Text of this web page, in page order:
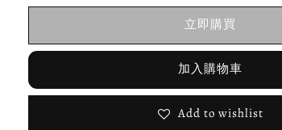
立即購買
加入購物車
Add to wishlist